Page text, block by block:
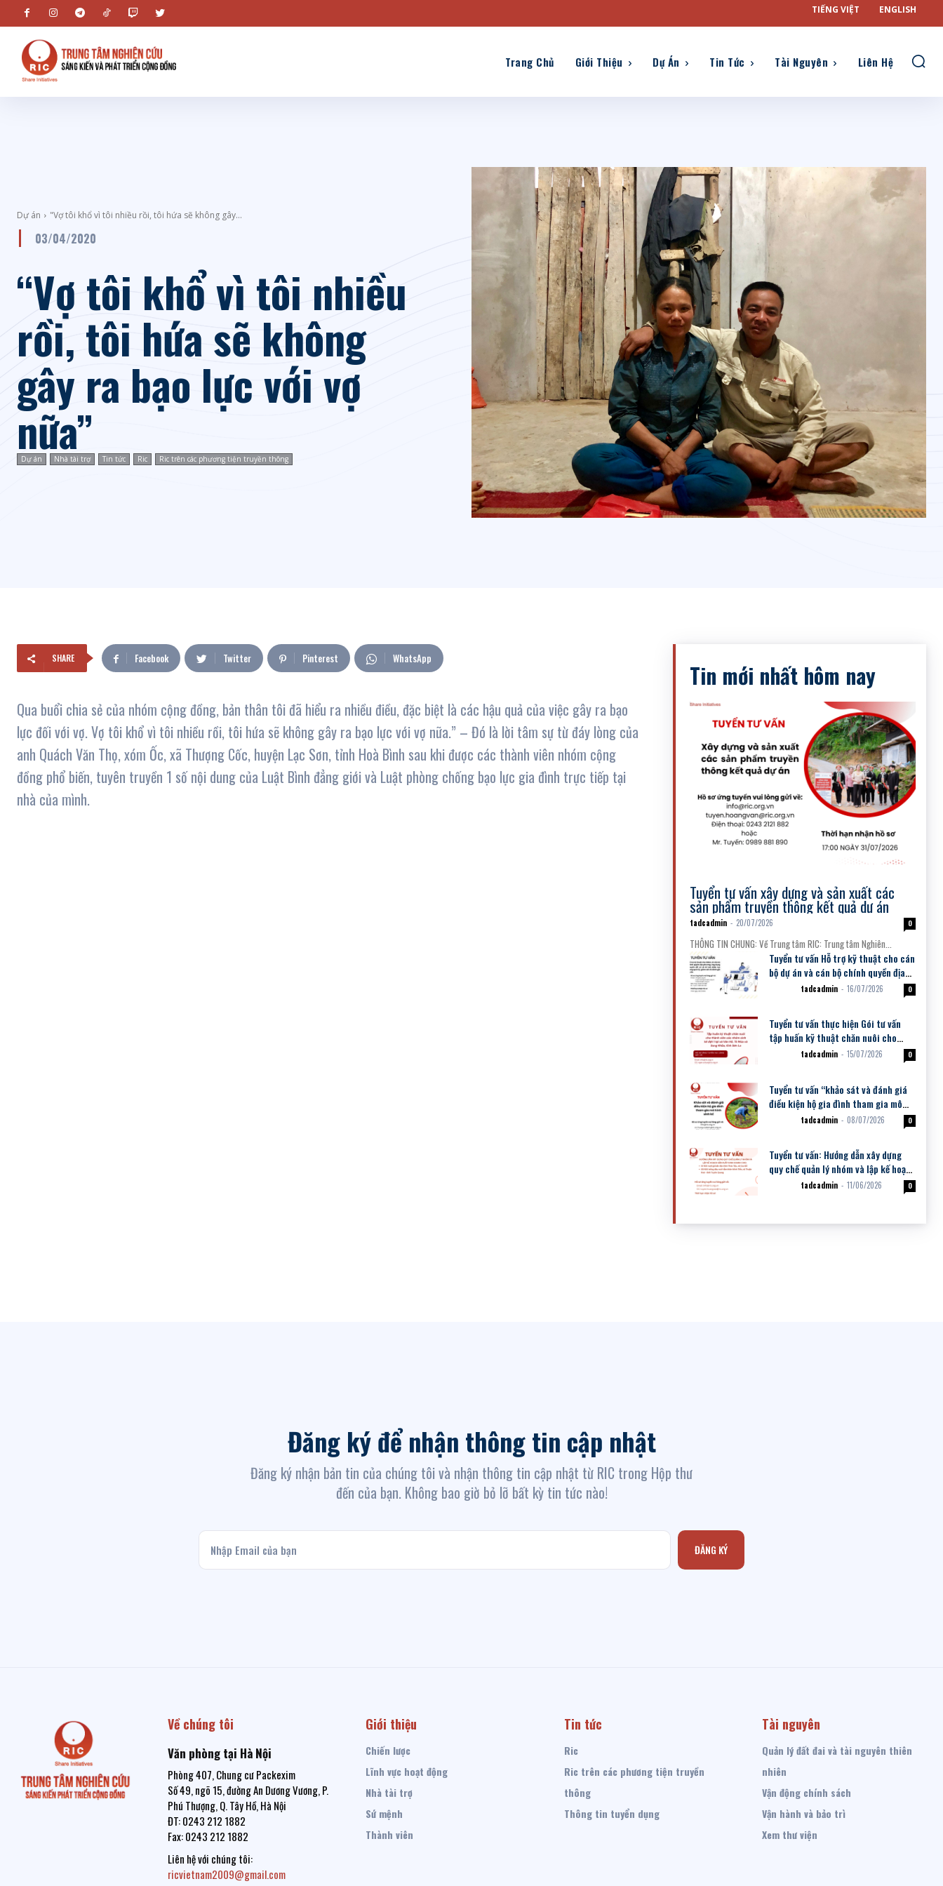
TIẾNG VIỆT ENGLISH
Trang Chủ Giới Thiệu Dự Án Tin Tức Tài Nguyên Liên Hệ
Dự án "Vợ tôi khổ vì tôi nhiều rồi, tôi hứa sẽ không gây...
03/04/2020
“Vợ tôi khổ vì tôi nhiều
rồi, tôi hứa sẽ không
gây ra bạo lực với vợ
nữa”
Dự án Nhà tài trợ Tin tức Ric Ric trên các phương tiện truyền thông
SHARE Facebook Twitter Pinterest WhatsApp
Qua buổi chia sẻ của nhóm cộng đồng, bản thân tôi đã hiểu ra nhiều điều, đặc biệt là các hậu quả của việc gây ra bạo
lực đối với vợ. Vợ tôi khổ vì tôi nhiều rồi, tôi hứa sẽ không gây ra bạo lực với vợ nữa.” – Đó là lời tâm sự từ đáy lòng của
anh Quách Văn Thọ, xóm Ốc, xã Thượng Cốc, huyện Lạc Sơn, tỉnh Hoà Bình sau khi được các thành viên nhóm cộng
đồng phổ biến, tuyên truyền 1 số nội dung của Luật Bình đẳng giới và Luật phòng chống bạo lực gia đình trực tiếp tại
nhà của mình.
Tin mới nhất hôm nay
Tuyển tư vấn xây dựng và sản xuất các
sản phẩm truyền thông kết quả dự án
tadcadmin - 20/07/2026 0
THÔNG TIN CHUNG: Về Trung tâm RIC: Trung tâm Nghiên...
Tuyển tư vấn Hỗ trợ kỹ thuật cho cán
bộ dự án và cán bộ chính quyền địa
phương ứng dụng chuyển đổi...
tadcadmin - 16/07/2026 0
Tuyển tư vấn thực hiện Gói tư vấn
tập huấn kỹ thuật chăn nuôi cho
thành viên các nhóm sinh kế đợt 1
tadcadmin - 15/07/2026 0
Tuyển tư vấn “khảo sát và đánh giá
điều kiện hộ gia đình tham gia mô
hình sinh kế”tadcadmin - 08/07/2026 0
Tuyển tư vấn: Hướng dẫn xây dựng
quy chế quản lý nhóm và lập kế hoạch
sản xuất kinh doanh cho: (i) NSK
tadcadmin - 11/06/2026 0
Đăng ký để nhận thông tin cập nhật
Đăng ký nhận bản tin của chúng tôi và nhận thông tin cập nhật từ RIC trong Hộp thư
đến của bạn. Không bao giờ bỏ lỡ bất kỳ tin tức nào!
ĐĂNG KÝ
Về chúng tôi
Văn phòng tại Hà Nội
Phòng 407, Chung cư Packexim
Số 49, ngõ 15, đường An Dương Vương, P.
Phú Thượng, Q. Tây Hồ, Hà Nội
ĐT: 0243 212 1882
Fax: 0243 212 1882
Liên hệ với chúng tôi:
ricvietnam2009@gmail.com
Giới thiệu
Chiến lược
Lĩnh vực hoạt động
Nhà tài trợ
Sứ mệnh
Thành viên
Tin tức
Ric
Ric trên các phương tiện truyền
thông
Thông tin tuyển dụng
Tài nguyên
Quản lý đất đai và tài nguyên thiên
nhiên
Vận động chính sách
Vận hành và bảo trì
Xem thư viện